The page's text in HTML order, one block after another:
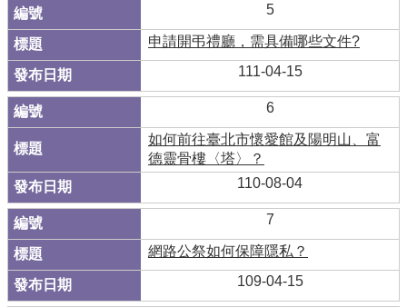
5
申請開弔禮廳，需具備哪些文件?
111-04-15
6
如何前往臺北市懷愛館及陽明山、富
德靈骨樓〈塔〉？
110-08-04
7
網路公祭如何保障隱私？
109-04-15